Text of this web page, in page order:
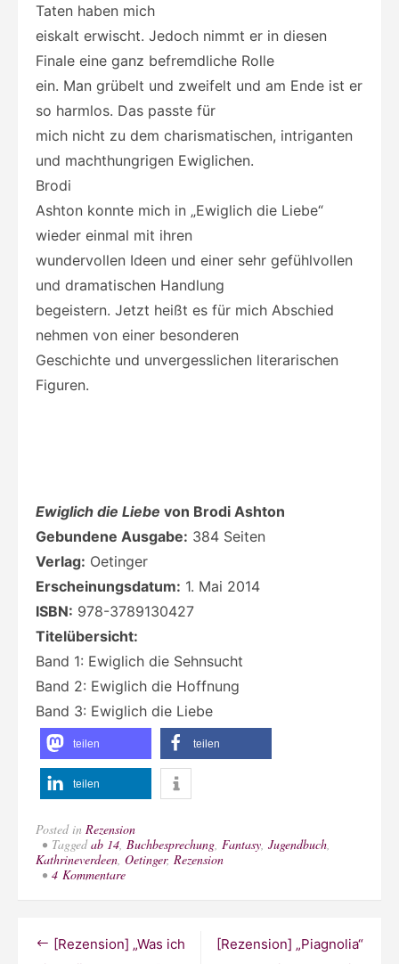
Taten haben mich
eiskalt erwischt. Jedoch nimmt er in diesen
Finale eine ganz befremdliche Rolle
ein. Man grübelt und zweifelt und am Ende ist er
so harmlos. Das passte für
mich nicht zu dem charismatischen, intriganten
und machthungrigen Ewiglichen.
Brodi
Ashton konnte mich in „Ewiglich die Liebe“
wieder einmal mit ihren
wundervollen Ideen und einer sehr gefühlvollen
und dramatischen Handlung
begeistern. Jetzt heißt es für mich Abschied
nehmen von einer besonderen
Geschichte und unvergesslichen literarischen
Figuren.
Ewiglich die Liebe von Brodi Ashton
Gebundene Ausgabe: 384 Seiten
Verlag: Oetinger
Erscheinungsdatum: 1. Mai 2014
ISBN: 978-3789130427
Titelübersicht:
Band 1: Ewiglich die Sehnsucht
Band 2: Ewiglich die Hoffnung
Band 3: Ewiglich die Liebe
teilen teilen
teilen
Posted in Rezension
Taggedab 14, Buchbesprechung, Fantasy, Jugendbuch,
Kathrineverdeen, Oetinger, Rezension
4 Kommentarezu
Liebe“
von
Beitragsnavigation[Rezension] „Piagnolia“
[Rezension] „Was ich